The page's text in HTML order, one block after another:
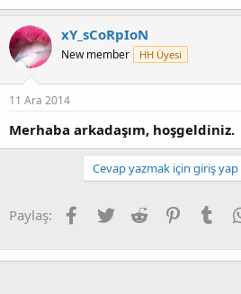
xY_sCoRpIoN
New member HH Üyesi
11 Ara 2014
Merhaba arkadaşım, hoşgeldiniz.
Cevap yazmak için giriş yap
Paylaş: Facebook
Twitter Reddit Pinterest